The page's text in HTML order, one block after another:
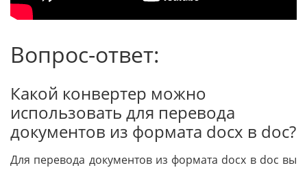
Вопрос-ответ:
Какой конвертер можно
использовать для перевода
документов из формата docx в doc?
Для перевода документов из формата docx в doc вы